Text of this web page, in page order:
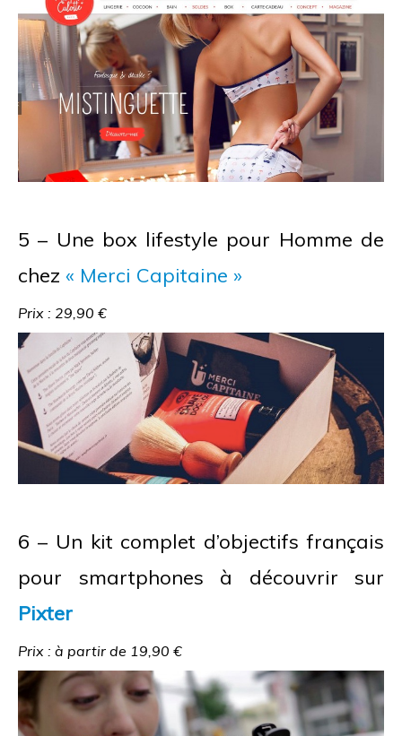
5 – Une box lifestyle pour Homme de
chez « Merci Capitaine »
Prix : 29,90 €
6 – Un kit complet d’objectifs français
pour smartphones à découvrir sur
Pixter
Prix : à partir de 19,90 €